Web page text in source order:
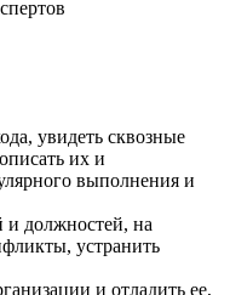
увидеть сквозные
их и
выполнения и
и должностей, на
устранить
и отладить ее,